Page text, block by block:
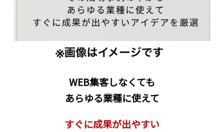
WEB集客しなくても
あらゆる業種に使えて
すぐに成果が出やすい